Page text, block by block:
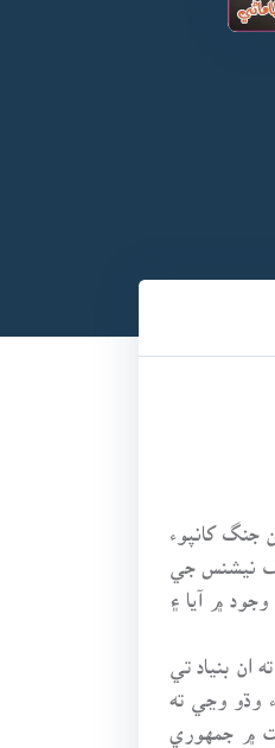
جنگ کانپوء
نيشنس جي
۾ آيا ۽
بنياد تي
وڌو وڃي ته
۾ جمهوري